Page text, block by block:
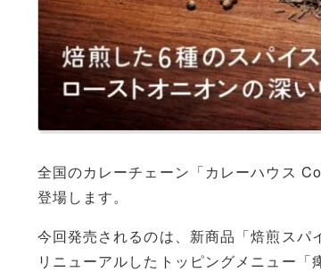
全国のカレーチェーン「カレーハウス
登場します。
今回発売されるのは、新商品「焙煎ス
リニューアルしたトッピングメニュー「